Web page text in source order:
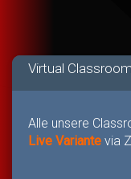
Virtual Classroom
Alle unsere
Live Variante via